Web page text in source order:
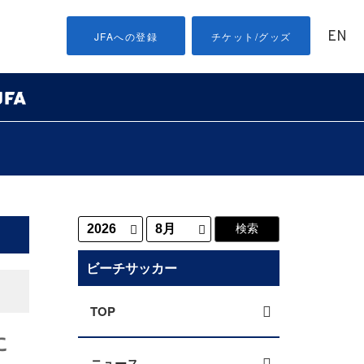
JFAへの登録 チケット/グッズ EN
ビーチサッカー
TOP